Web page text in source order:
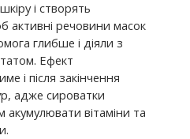
і створять
активні речовини масок
глибше і діяли з
Ефект
і після закінчення
адже сироватки
вітаміни та